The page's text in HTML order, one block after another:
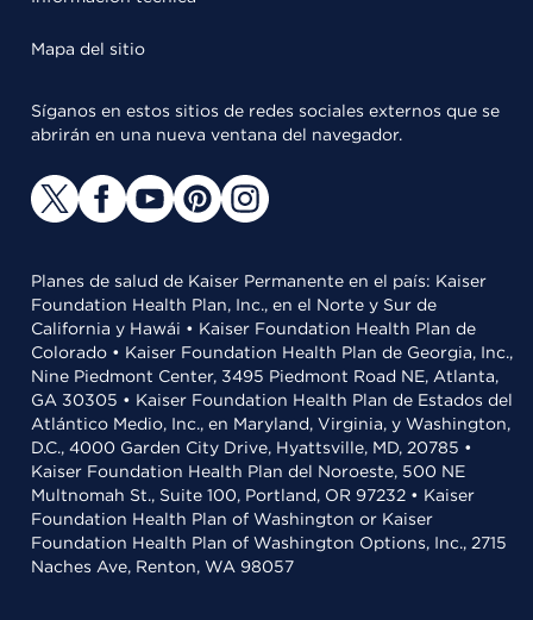
Mapa del sitio
Síganos en estos sitios de redes sociales externos que se
abrirán en una nueva ventana del navegador.
Planes de salud de Kaiser Permanente en el país: Kaiser
Foundation Health Plan, Inc., en el Norte y Sur de
California y Hawái • Kaiser Foundation Health Plan de
Colorado • Kaiser Foundation Health Plan de Georgia, Inc.,
Nine Piedmont Center, 3495 Piedmont Road NE, Atlanta,
GA 30305 • Kaiser Foundation Health Plan de Estados del
Atlántico Medio, Inc., en Maryland, Virginia, y Washington,
D.C., 4000 Garden City Drive, Hyattsville, MD, 20785 •
Kaiser Foundation Health Plan del Noroeste, 500 NE
Multnomah St., Suite 100, Portland, OR 97232 • Kaiser
Foundation Health Plan of Washington or Kaiser
Foundation Health Plan of Washington Options, Inc., 2715
Naches Ave, Renton, WA 98057